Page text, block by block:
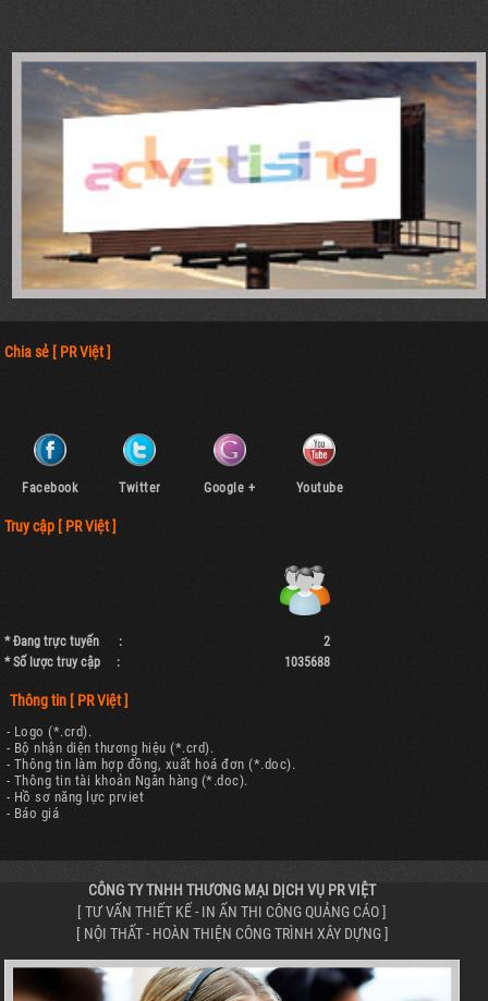
Chia sẻ [ PR Việt ]
Facebook Twitter Google + Youtube
Truy cập [ PR Việt ]
* Đang trực tuyến :
2
* Số lược truy cập :
1035688
Thông tin [ PR Việt ]
- Logo (*.crd).
- Bộ nhận diện thương hiệu (*.crd).
- Thông tin làm hợp đồng, xuất hoá đơn (*.doc).
- Thông tin tài khoản Ngân hàng (*.doc).
- Hồ sơ năng lực prviet
- Báo giá
CÔNG TY TNHH THƯƠNG MẠI DỊCH VỤ PR VIỆT
[ TƯ VẤN THIẾT KẾ - IN ẤN THI CÔNG QUẢNG CÁO ]
[ NỘI THẤT - HOÀN THIỆN CÔNG TRÌNH XÂY DỰNG ]